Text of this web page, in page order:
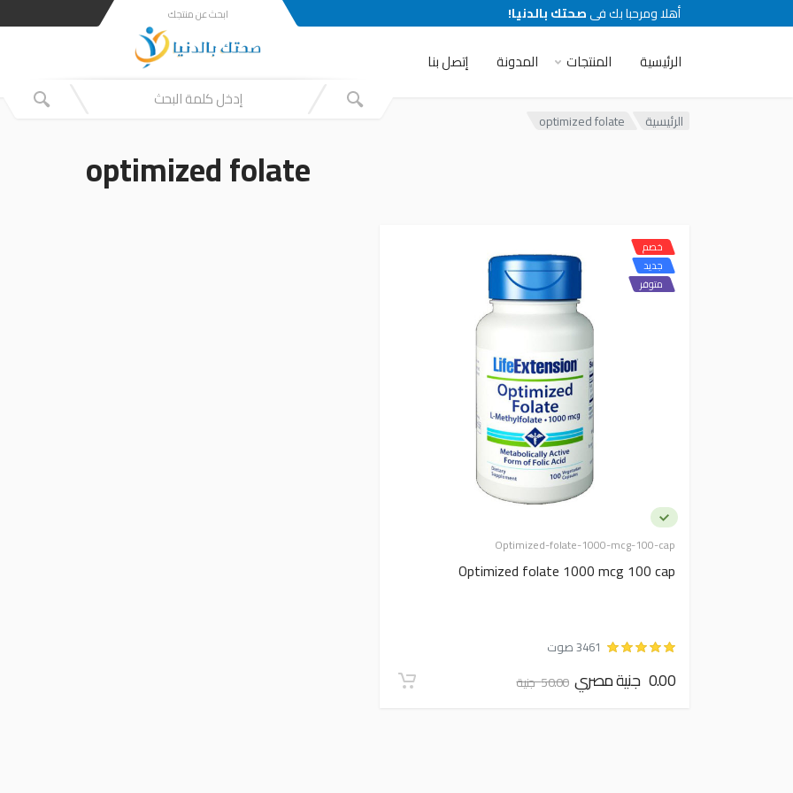
أهلا ومرحبا بك فىصحتك بالدنيا!
الرئيسية المنتجات المدونة إتصل بنا
ابحث عن منتجك
الرئيسية optimized folate
optimized folate
Optimized-folate-1000-mcg-100-cap
خصم
جديد
متوفر
Optimized folate 1000 mcg 100 cap
3461 صوت
0.00 جنية مصري 50.00 جنية